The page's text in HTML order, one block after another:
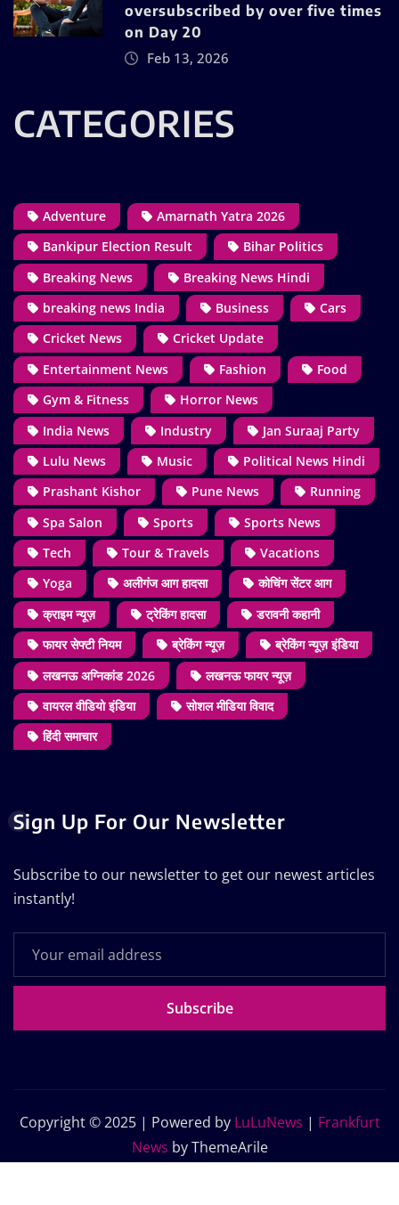
oversubscribed by over five times
on Day 20
Feb 13, 2026
CATEGORIES
Adventure
Amarnath Yatra 2026
Bankipur Election Result
Bihar Politics
Breaking News
Breaking News Hindi
breaking news India
Business
Cars
Cricket News
Cricket Update
Entertainment News
Fashion
Food
Gym & Fitness
Horror News
India News
Industry
Jan Suraaj Party
Lulu News
Music
Political News Hindi
Prashant Kishor
Pune News
Running
Spa Salon
Sports
Sports News
Tech
Tour & Travels
Vacations
Yoga
अलीगंज आग हादसा
कोचिंग सेंटर आग
क्राइम न्यूज़
ट्रेकिंग हादसा
डरावनी कहानी
फायर सेफ्टी नियम
ब्रेकिंग न्यूज़
ब्रेकिंग न्यूज़ इंडिया
लखनऊ अग्निकांड 2026
लखनऊ फायर न्यूज़
वायरल वीडियो इंडिया
सोशल मीडिया विवाद
हिंदी समाचार
Sign Up For Our Newsletter
Subscribe to our newsletter to get our newest articles
instantly!
Subscribe
Copyright © 2025 | Powered by LuLuNews | Frankfurt
News by ThemeArile